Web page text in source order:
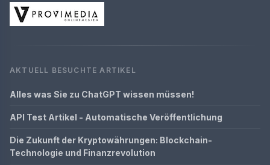
AKTUELL BESUCHTE ARTIKEL
Alles was Sie zu ChatGPT wissen müssen!
API Test Artikel - Automatische Veröffentlichung
Die Zukunft der Kryptowährungen: Blockchain-
Technologie und Finanzrevolution